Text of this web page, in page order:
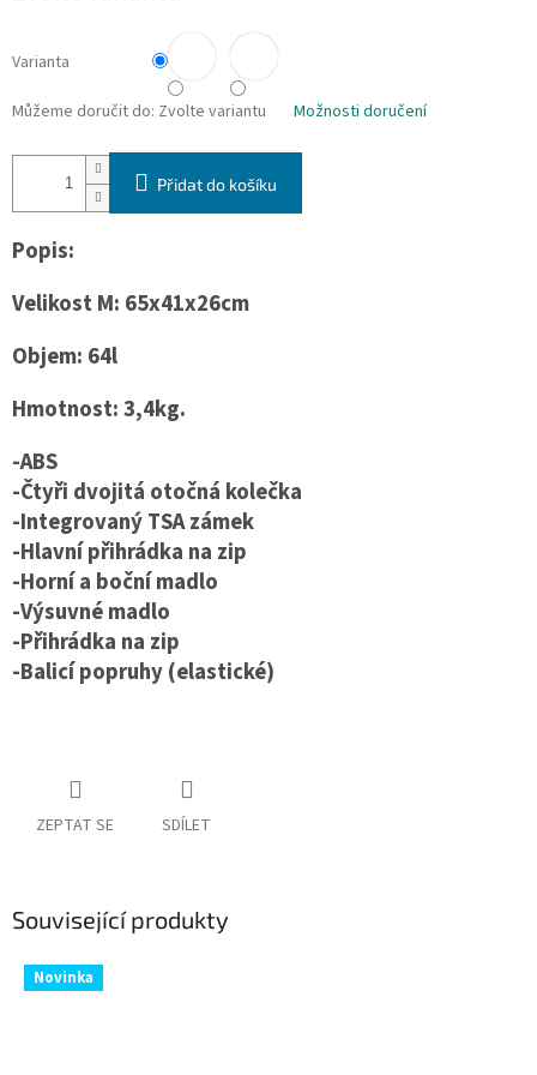
Varianta
Můžeme doručit do: Zvolte variantu Možnosti doručení
Přidat do košíku
Popis:
Velikost M: 65x41x26cm
Objem: 64l
Hmotnost: 3,4kg.
-ABS
-Čtyři dvojitá otočná kolečka
-Integrovaný TSA zámek
-Hlavní přihrádka na zip
-Horní a boční madlo
-Výsuvné madlo
-Přihrádka na zip
-Balicí popruhy (elastické)
ZEPTAT SE SDÍLET
Související produkty
Novinka